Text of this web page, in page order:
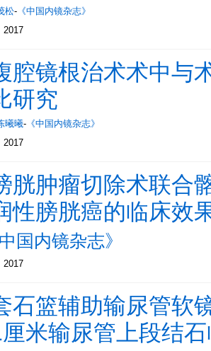
松- 《中国内镜杂志》
2017
腔镜根治术术中
研究
曦曦- 《中国内镜杂志》
2017
胱肿瘤切除术联
性膀胱癌的临床效
中国内镜杂志》
2017
石篮辅助输尿管
厘米输尿管上段结